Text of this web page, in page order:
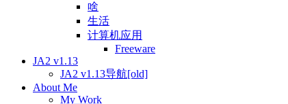
啥
生活
计算机应用
Freeware
JA2 v1.13
JA2 v1.13导航[old]
About Me
My Work